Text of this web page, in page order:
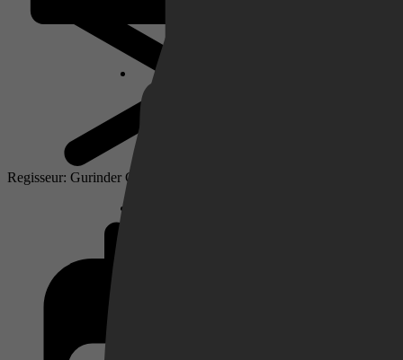
Regisseur: Gurinder Chadha